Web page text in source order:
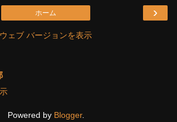
›
ホーム
ウェブ バージョンを表示
Powered by Blogger.